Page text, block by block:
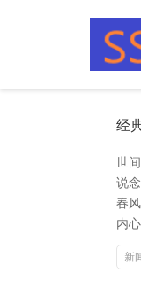
经
世
说
春
内
新